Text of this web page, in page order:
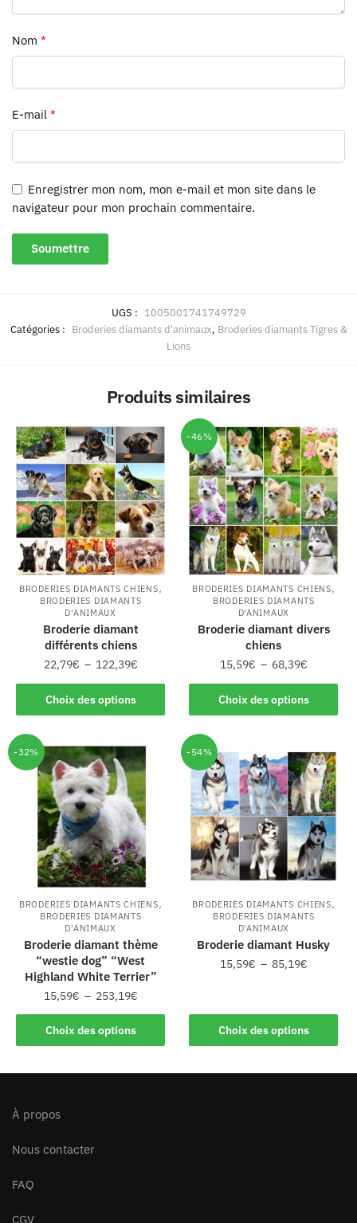
Nom *
E-mail *
Enregistrer mon nom, mon e-mail et mon site dans le
navigateur pour mon prochain commentaire.
UGS : 1005001741749729
Catégories : Broderies diamants d'animaux, Broderies diamants Tigres &
Lions
Produits similaires
BRODERIES DIAMANTS CHIENS,
BRODERIES DIAMANTS
D'ANIMAUX
Broderie diamant
différents chiens
22,79€ – 122,39€
Choix des options
-46%
BRODERIES DIAMANTS CHIENS,
BRODERIES DIAMANTS
D'ANIMAUX
Broderie diamant divers
chiens
15,59€ – 68,39€
Choix des options
-32%
BRODERIES DIAMANTS CHIENS,
BRODERIES DIAMANTS
D'ANIMAUX
Broderie diamant thème
“westie dog” “West
Highland White Terrier”
15,59€ – 253,19€
Choix des options
-54%
BRODERIES DIAMANTS CHIENS,
BRODERIES DIAMANTS
D'ANIMAUX
Broderie diamant Husky
15,59€ – 85,19€
Choix des options
À propos
Nous contacter
FAQ
CGV